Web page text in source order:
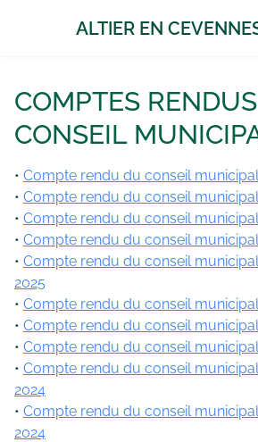
ALTIER EN
COMPTES
CONSEIL
Compte rendu du conseil
Compte rendu du conseil
Compte rendu du conseil
Compte rendu du conseil
Compte rendu du conseil
2025
Compte rendu du conseil
Compte rendu du conseil
Compte rendu du conseil
Compte rendu du conseil
2024
Compte rendu du conseil
2024